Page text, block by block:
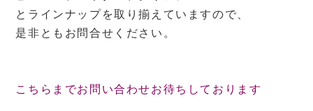
とラインナップを取り揃えていますので、
是非ともお問合せください。
こちらまでお問い合わせお待ちしております